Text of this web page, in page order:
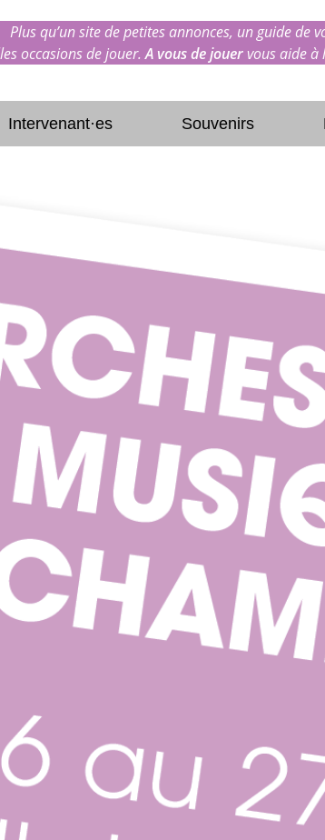
Plus qu’un site de petites annonces, un guide de
occasions de jouer.A vous de jouervous aide à
Intervenant·es Souvenirs